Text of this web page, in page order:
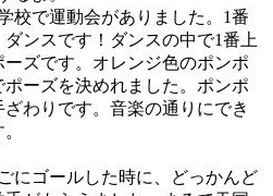
校で運動会がありました。1番
ダンスです！ダンスの中で1番上
ズです。オレンジ色のポンポ
ーズを決めれました。ポンポ
わりです。音楽の通りにでき
にゴールした時に、どっかんど